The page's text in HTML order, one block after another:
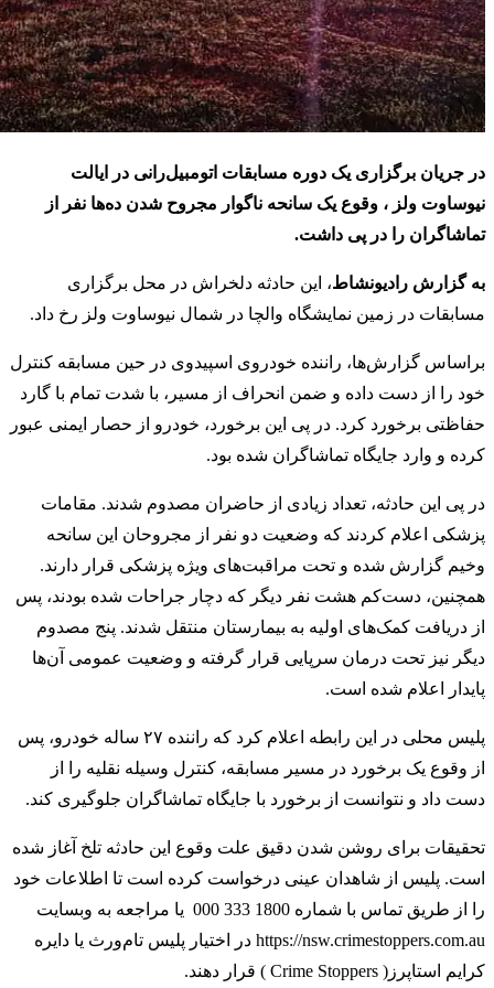
در جریان برگزاری یک دوره مسابقات اتومبیل‌رانی در ایالت
نیوساوت ولز ، وقوع یک سانحه ناگوار مجروح شدن ده‌ها نفر از
تماشاگران را در پی داشت.
به گزارش رادیونشاط، این حادثه دلخراش در محل برگزاری
مسابقات در زمین نمایشگاه والچا در شمال نیوساوت ولز رخ داد.
براساس گزارش‌ها، راننده خودروی اسپیدوی در حین مسابقه کنترل
خود را از دست داده و ضمن انحراف از مسیر، با شدت تمام با گارد
حفاظتی برخورد کرد. در پی این برخورد، خودرو از حصار ایمنی عبور
کرده و وارد جایگاه تماشاگران شده بود.
در پی این حادثه، تعداد زیادی از حاضران مصدوم شدند. مقامات
پزشکی اعلام کردند که وضعیت دو نفر از مجروحان این سانحه
وخیم گزارش شده و تحت مراقبت‌های ویژه پزشکی قرار دارند.
همچنین، دست‌کم هشت نفر دیگر که دچار جراحات شده بودند، پس
از دریافت کمک‌های اولیه به بیمارستان منتقل شدند. پنج مصدوم
دیگر نیز تحت درمان سرپایی قرار گرفته و وضعیت عمومی آن‌ها
پایدار اعلام شده است.
پلیس محلی در این رابطه اعلام کرد که راننده ۲۷ ساله خودرو، پس
از وقوع یک برخورد در مسیر مسابقه، کنترل وسیله نقلیه را از
دست داد و نتوانست از برخورد با جایگاه تماشاگران جلوگیری کند.
تحقیقات برای روشن شدن دقیق علت وقوع این حادثه تلخ آغاز شده
است. پلیس از شاهدان عینی درخواست کرده است تا اطلاعات خود
را از طریق تماس با شماره 1800 333 000 یا مراجعه به وبسایت
https://nsw.crimestoppers.com.au در اختیار پلیس تام‌ورث یا دایره
کرایم استاپرز( Crime Stoppers ) قرار دهند.